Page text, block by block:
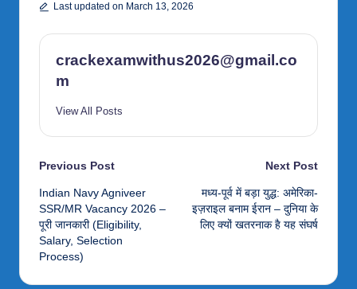
Last updated on March 13, 2026
crackexamwithus2026@gmail.co
m
View All Posts
Post
navigation
Previous Post
Indian Navy Agniveer
SSR/MR Vacancy 2026 –
पूरी जानकारी (Eligibility,
Salary, Selection
Process)
Next Post
मध्य-पूर्व में बड़ा युद्ध: अमेरिका-
इज़राइल बनाम ईरान – दुनिया के
लिए क्यों खतरनाक है यह संघर्ष